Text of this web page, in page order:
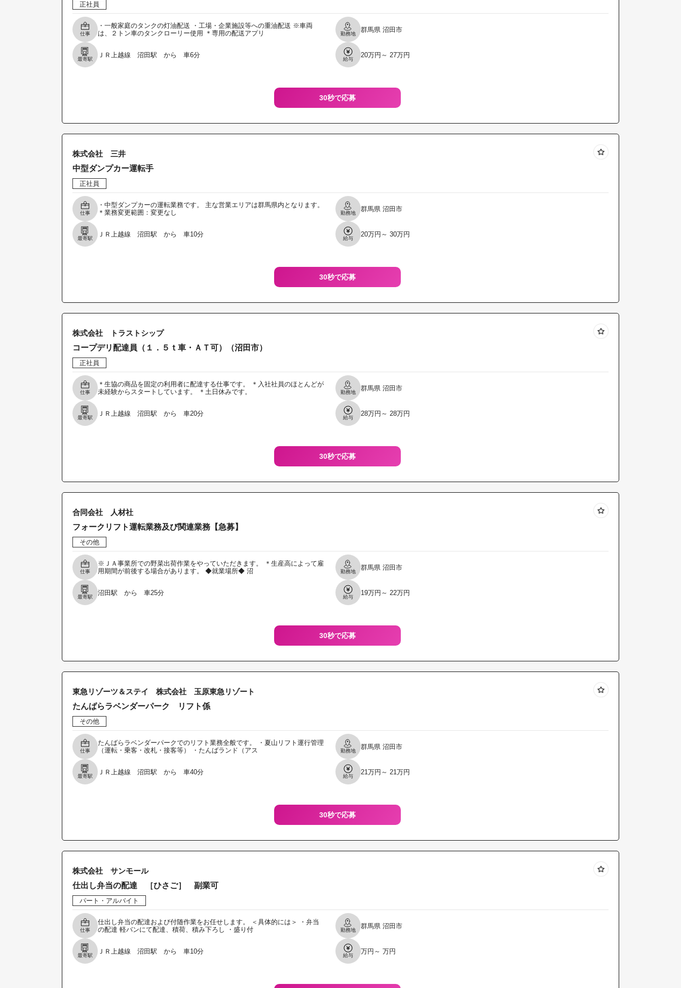
正社員
仕事
・一般家庭のタンクの灯油配送 ・工場・企業施設等への重油配送 ※車両
は、２トン車のタンクローリー使用 ＊専用の配送アプリ
勤務地
群馬県 沼田市
最寄駅
ＪＲ上越線 沼田駅 から 車6分
給与
20万円～ 27万円
30秒で応募
株式会社 三井
中型ダンプカー運転手
正社員
仕事
・中型ダンプカーの運転業務です。 主な営業エリアは群馬県内となります。
＊業務変更範囲：変更なし
勤務地
群馬県 沼田市
最寄駅
ＪＲ上越線 沼田駅 から 車10分
給与
20万円～ 30万円
30秒で応募
株式会社 トラストシップ
コープデリ配達員（１．５ｔ車・ＡＴ可）（沼田市）
正社員
仕事
＊生協の商品を固定の利用者に配達する仕事です。 ＊入社社員のほとんどが
未経験からスタートしています。 ＊土日休みです。
勤務地
群馬県 沼田市
最寄駅
ＪＲ上越線 沼田駅 から 車20分
給与
28万円～ 28万円
30秒で応募
合同会社 人材社
フォークリフト運転業務及び関連業務【急募】
その他
仕事
※ＪＡ事業所での野菜出荷作業をやっていただきます。 ＊生産高によって雇
用期間が前後する場合があります。 ◆就業場所◆ 沼
勤務地
群馬県 沼田市
最寄駅
沼田駅 から 車25分
給与
19万円～ 22万円
30秒で応募
東急リゾーツ＆ステイ 株式会社 玉原東急リゾート
たんばらラベンダーパーク リフト係
その他
仕事
たんばらラベンダーパークでのリフト業務全般です。 ・夏山リフト運行管理
（運転・乗客・改札・接客等） ・たんばランド（アス
勤務地
群馬県 沼田市
最寄駅
ＪＲ上越線 沼田駅 から 車40分
給与
21万円～ 21万円
30秒で応募
株式会社 サンモール
仕出し弁当の配達 ［ひさご］ 副業可
パート・アルバイト
仕事
仕出し弁当の配達および付随作業をお任せします。 ＜具体的には＞ ・弁当
の配達 軽バンにて配達、積荷、積み下ろし ・盛り付
勤務地
群馬県 沼田市
最寄駅
ＪＲ上越線 沼田駅 から 車10分
給与
万円～ 万円